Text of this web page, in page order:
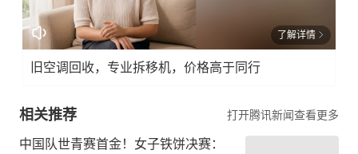
了解详情
旧空调回收，专业拆移机，价格高于同行
相关推荐 打开腾讯新闻查看更多
中国队世青赛首金！女子铁饼决赛：